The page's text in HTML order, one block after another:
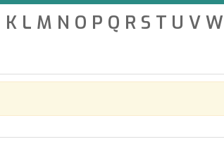
K L M N O P Q R S T U V W